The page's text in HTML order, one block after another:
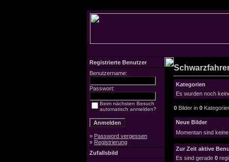
Registrierte Benutzer
Benutzername:
Passwort:
Beim nächsten Besuch
automatisch anmelden?
» Password vergessen
» Registrierung
Zufallsbild
Kategorien
Es wurden noch
0 Bilder in 0
Neue Bilder
Momentan sind
Zur Zeit aktive
Es sind gerade 0